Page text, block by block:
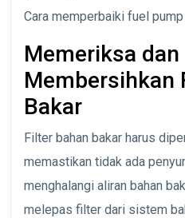
Cara memperbaiki fuel
Memeriksa dan
Membersihkan
Bakar
Filter bahan bakar harus
memastikan tidak ada
menghalangi aliran bahan
melepas filter dari sistem